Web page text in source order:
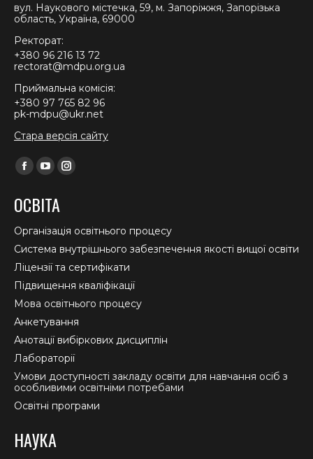
вул. Наукового містечка, 59, м. Запоріжжя, Запорізька
область, Україна, 69000
Ректорат:
+380 96 216 13 72
rectorat@mdpu.org.ua
Приймальна комісія:
+380 97 765 82 96
pk-mdpu@ukr.net
Стара версія сайту
Find us on:
Facebook
opens
in
new
window
YouTube
opens
in
new
window
Instagram
in
new
window
ОСВІТА
Організація освітнього процесу
Система внутрішнього забезпечення якості вищої освіти
Ліцензії та сертифікати
Підвищення кваліфікації
Мова освітнього процесу
Анкетування
Анотації вибіркових дисциплін
Лабораторії
Умови доступності закладу освіти для навчання осіб з
особливими освітніми потребами
Освітні програми
НАУКА